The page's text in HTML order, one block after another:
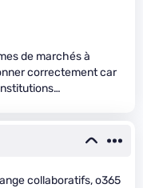
de marchés à
correctement car
collaboratifs, o365